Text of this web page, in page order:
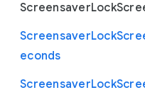
ScreensaverLock
ScreensaverLock
econds
ScreensaverLock